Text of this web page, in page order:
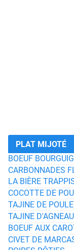
PLAT MIJOTÉ
BOEUF
CARBONNADES
LA BIÈRE
COCOTTE DE
TAJINE DE
TAJINE
BOEUF AUX
CIVET DE